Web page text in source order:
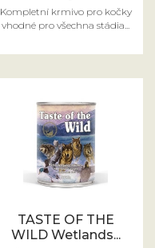
Kompletní krmivo pro kočky
vhodné pro všechna stádia...
TASTE OF THE
WILD Wetlands...